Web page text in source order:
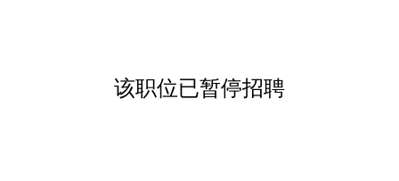
该职位已暂停招聘